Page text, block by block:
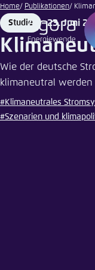
Zum
Hauptinhalt
gehen
Home Publikationen
Format
Studie
Date
23. Juni
Wie der deutsche
klimaneutral werden
#Klimaneutrales
#Szenarien und
kazuend
|
Unsplash